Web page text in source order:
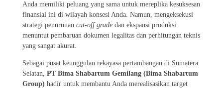
Anda memiliki peluang yang sama untuk mereplika kesuksesan
finansial ini di wilayah konsesi Anda. Namun, mengeksekusi
strategi penurunan cut-off grade dan ekspansi produksi
menuntut pembaruan dokumen legalitas dan perhitungan teknis
yang sangat akurat.
Sebagai pusat keunggulan rekayasa pertambangan di Sumatera
Selatan, PT Bima Shabartum Gemilang (Bima Shabartum
Group) hadir untuk membantu Anda merealisasikan target